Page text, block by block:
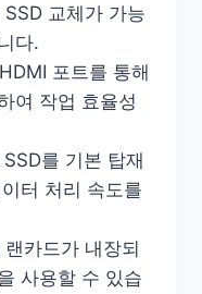
교체가 가능
다.
포트를 통해
여 작업 효율성
를 기본 탑재
터 처리 속도를
랜카드가 내장되
사용할 수 있습